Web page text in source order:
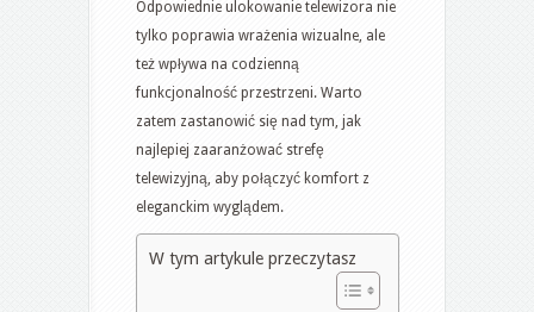
styl
wnętrza
Odpowiednie ulokowanie telewizora nie
tylko poprawia wrażenia wizualne, ale
też wpływa na codzienną
funkcjonalność przestrzeni. Warto
zatem zastanowić się nad tym, jak
najlepiej zaaranżować strefę
telewizyjną, aby połączyć komfort z
eleganckim wyglądem.
W tym artykule przeczytasz